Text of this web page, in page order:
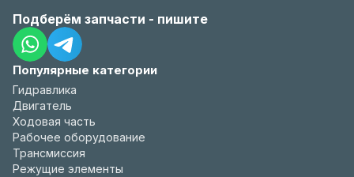
Популярные категории
Гидравлика
Двигатель
Ходовая часть
Рабочее оборудование
Трансмиссия
Режущие элементы
Подберём запчасти - пишите